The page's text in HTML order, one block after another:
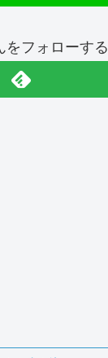
をフォローする